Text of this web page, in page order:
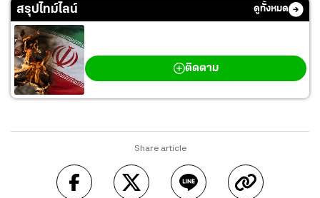
สรุปไทม์ไลน์ ดูทั้งหมด
ติดตาม
Share article